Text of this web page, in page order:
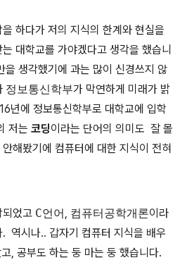
하다가 저의 지식의 한계와 현실을
대학교를 가야겠다고 생각을 했습니
을 생각했기에 과는 많이 신경쓰지 않
정보통신학부가 막연하게 미래가 밝
년에 정보통신학부로 대학교에 입학
저는 코딩이라는 단어의 의미도 잘 몰
해봤기에 컴퓨터에 대한 지식이 전혀
되었고 C언어, 컴퓨터공학개론이라
역시나.. 갑자기 컴퓨터 지식을 배우
, 공부도 하는 둥 마는 둥 했습니다.